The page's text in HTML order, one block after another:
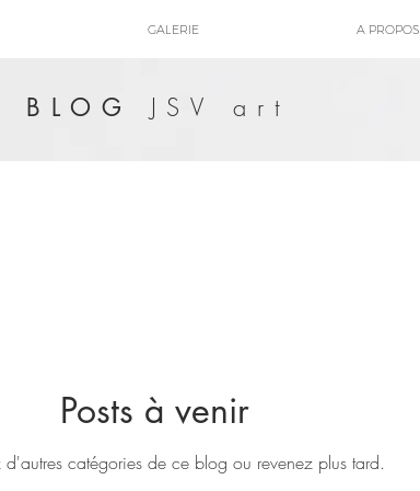
GALERIE A PROPOS
BLOG JSV art
Posts à venir
d'autres catégories de ce blog ou revenez plus tard.